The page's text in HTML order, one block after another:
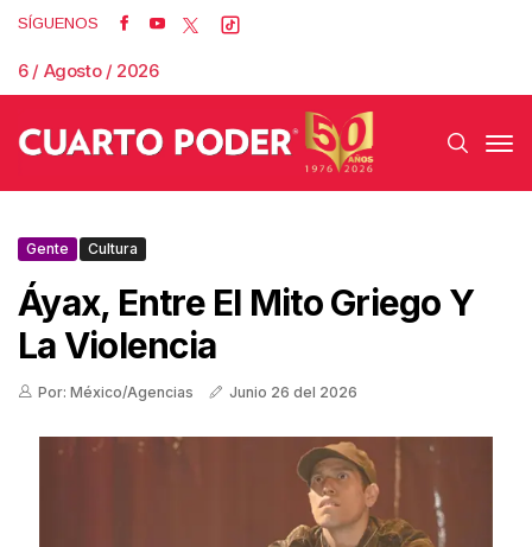
SÍGUENOS
6 / Agosto / 2026
Gente Cultura
Áyax, Entre El Mito Griego Y
La Violencia
Por: México/Agencias Junio 26 del 2026